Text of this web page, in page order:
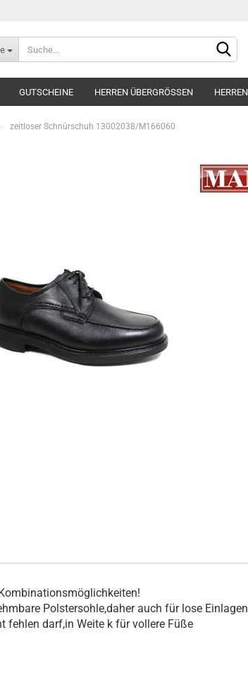
GUTSCHEINE HERREN ÜBERGRÖSSEN
zeitloser Schnürschuh 13002038/M166060
Polstersohle,daher auch für lose
fehlen darf,in Weite k für vollere Füße